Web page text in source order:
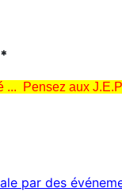
... Pensez aux
par des